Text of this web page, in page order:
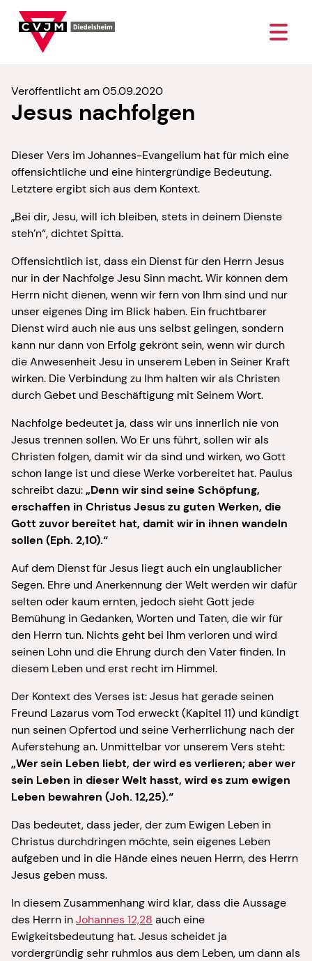
Veröffentlicht am 05.09.2020
Jesus nachfolgen
Dieser Vers im Johannes-Evangelium hat für mich eine
offensichtliche und eine hintergründige Bedeutung.
Letztere ergibt sich aus dem Kontext.
„Bei dir, Jesu, will ich bleiben, stets in deinem Dienste
steh’n“, dichtet Spitta.
Offensichtlich ist, dass ein Dienst für den Herrn Jesus
nur in der Nachfolge Jesu Sinn macht. Wir können dem
Herrn nicht dienen, wenn wir fern von Ihm sind und nur
unser eigenes Ding im Blick haben. Ein fruchtbarer
Dienst wird auch nie aus uns selbst gelingen, sondern
kann nur dann von Erfolg gekrönt sein, wenn wir durch
die Anwesenheit Jesu in unserem Leben in Seiner Kraft
wirken. Die Verbindung zu Ihm halten wir als Christen
durch Gebet und Beschäftigung mit Seinem Wort.
Nachfolge bedeutet ja, dass wir uns innerlich nie von
Jesus trennen sollen. Wo Er uns führt, sollen wir als
Christen folgen, damit wir da sind und wirken, wo Gott
schon lange ist und diese Werke vorbereitet hat. Paulus
schreibt dazu:„Denn wir sind seine Schöpfung,
erschaffen in Christus Jesus zu guten Werken, die
Gott zuvor bereitet hat, damit wir in ihnen wandeln
sollen (Eph. 2,10).“
Auf dem Dienst für Jesus liegt auch ein unglaublicher
Segen. Ehre und Anerkennung der Welt werden wir dafür
selten oder kaum ernten, jedoch sieht Gott jede
Bemühung in Gedanken, Worten und Taten, die wir für
den Herrn tun. Nichts geht bei Ihm verloren und wird
seinen Lohn und die Ehrung durch den Vater finden. In
diesem Leben und erst recht im Himmel.
Der Kontext des Verses ist: Jesus hat gerade seinen
Freund Lazarus vom Tod erweckt (Kapitel 11) und kündigt
nun seinen Opfertod und seine Verherrlichung nach der
Auferstehung an. Unmittelbar vor unserem Vers steht:
„Wer sein Leben liebt, der wird es verlieren; aber wer
sein Leben in dieser Welt hasst, wird es zum ewigen
Leben bewahren (Joh. 12,25).“
Das bedeutet, dass jeder, der zum Ewigen Leben in
Christus durchdringen möchte, sein eigenes Leben
aufgeben und in die Hände eines neuen Herrn, des Herrn
Jesus geben muss.
In diesem Zusammenhang wird klar, dass die Aussage
des Herrn inJohannes 12,28 auch eine
Ewigkeitsbedeutung hat. Jesus scheidet ja
vordergründig sehr ruhmlos aus dem Leben, um dann als